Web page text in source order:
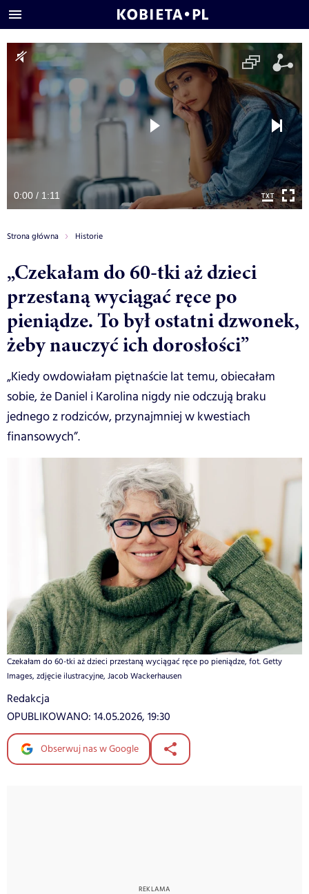
0:00 / 1:11
Strona główna Historie
„Czekałam do 60-tki aż dzieci
przestaną wyciągać ręce po
pieniądze. To był ostatni dzwonek,
żeby nauczyć ich dorosłości”
„Kiedy owdowiałam piętnaście lat temu, obiecałam
sobie, że Daniel i Karolina nigdy nie odczują braku
jednego z rodziców, przynajmniej w kwestiach
finansowych”.
Czekałam do 60-tki aż dzieci przestaną wyciągać ręce po pieniądze, fot. Getty
Images, zdjęcie ilustracyjne, Jacob Wackerhausen
Redakcja
OPUBLIKOWANO: 14.05.2026, 19:30
Obserwuj nas w Google